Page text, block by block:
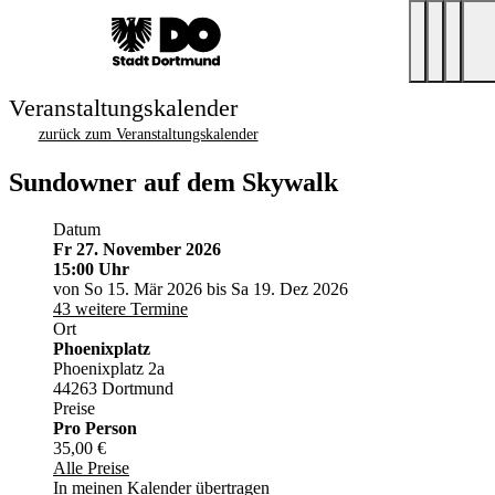
Veranstaltungskalender
zurück zum Veranstaltungskalender
Sundowner auf dem Skywalk
Datum
Fr 27. November 2026
15:00 Uhr
von So 15. Mär 2026 bis Sa 19. Dez 2026
43 weitere Termine
Ort
Phoenixplatz
Phoenixplatz 2a
44263 Dortmund
Preise
Pro Person
35,00 €
Alle Preise
In meinen Kalender übertragen